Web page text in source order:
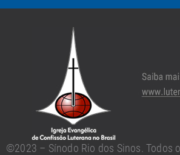
©2023 – Sínodo Rio dos Sinos. Todos